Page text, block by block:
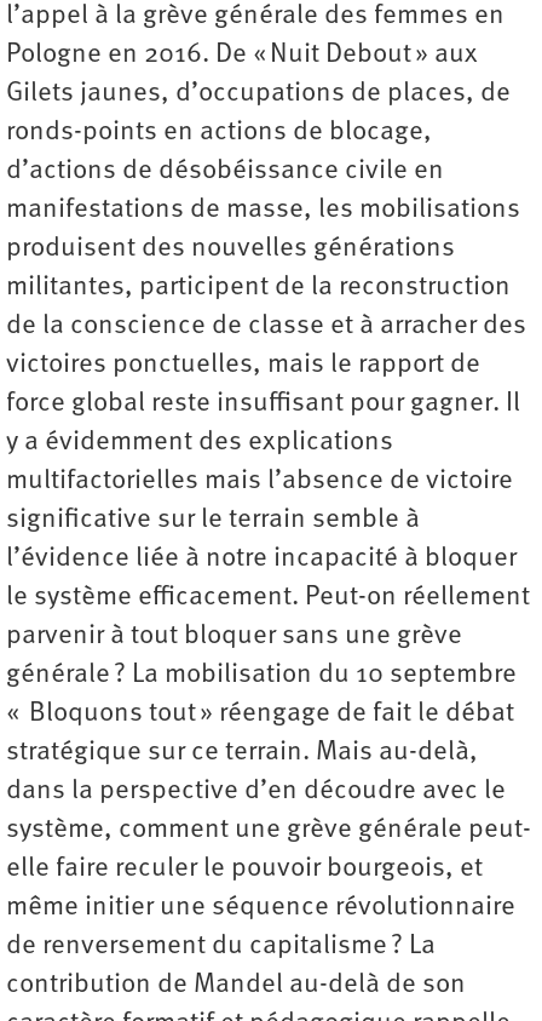
l’appel à la grève générale des femmes en
Pologne en 2016. De « Nuit Debout » aux
Gilets jaunes, d’occupations de places, de
ronds-points en actions de blocage,
d’actions de désobéissance civile en
manifestations de masse, les mobilisations
produisent des nouvelles générations
militantes, participent de la reconstruction
de la conscience de classe et à arracher des
victoires ponctuelles, mais le rapport de
force global reste insuffisant pour gagner. Il
y a évidemment des explications
multifactorielles mais l’absence de victoire
significative sur le terrain semble à
l’évidence liée à notre incapacité à bloquer
le système efficacement. Peut-on réellement
parvenir à tout bloquer sans une grève
générale ? La mobilisation du 10 septembre
« Bloquons tout » réengage de fait le débat
stratégique sur ce terrain. Mais au-delà,
dans la perspective d’en découdre avec le
système, comment une grève générale peut-
elle faire reculer le pouvoir bourgeois, et
même initier une séquence révolutionnaire
de renversement du capitalisme ? La
contribution de Mandel au-delà de son